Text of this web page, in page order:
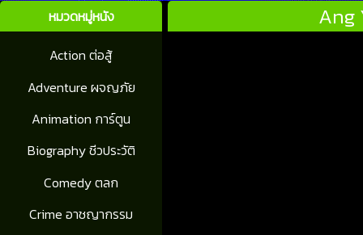
หมวดหมู่หนัง
Action ต่อสู้
Adventure ผจญภัย
Animation การ์ตูน
Biography ชีวประวัติ
Comedy ตลก
Crime อาชญากรรม
Ang